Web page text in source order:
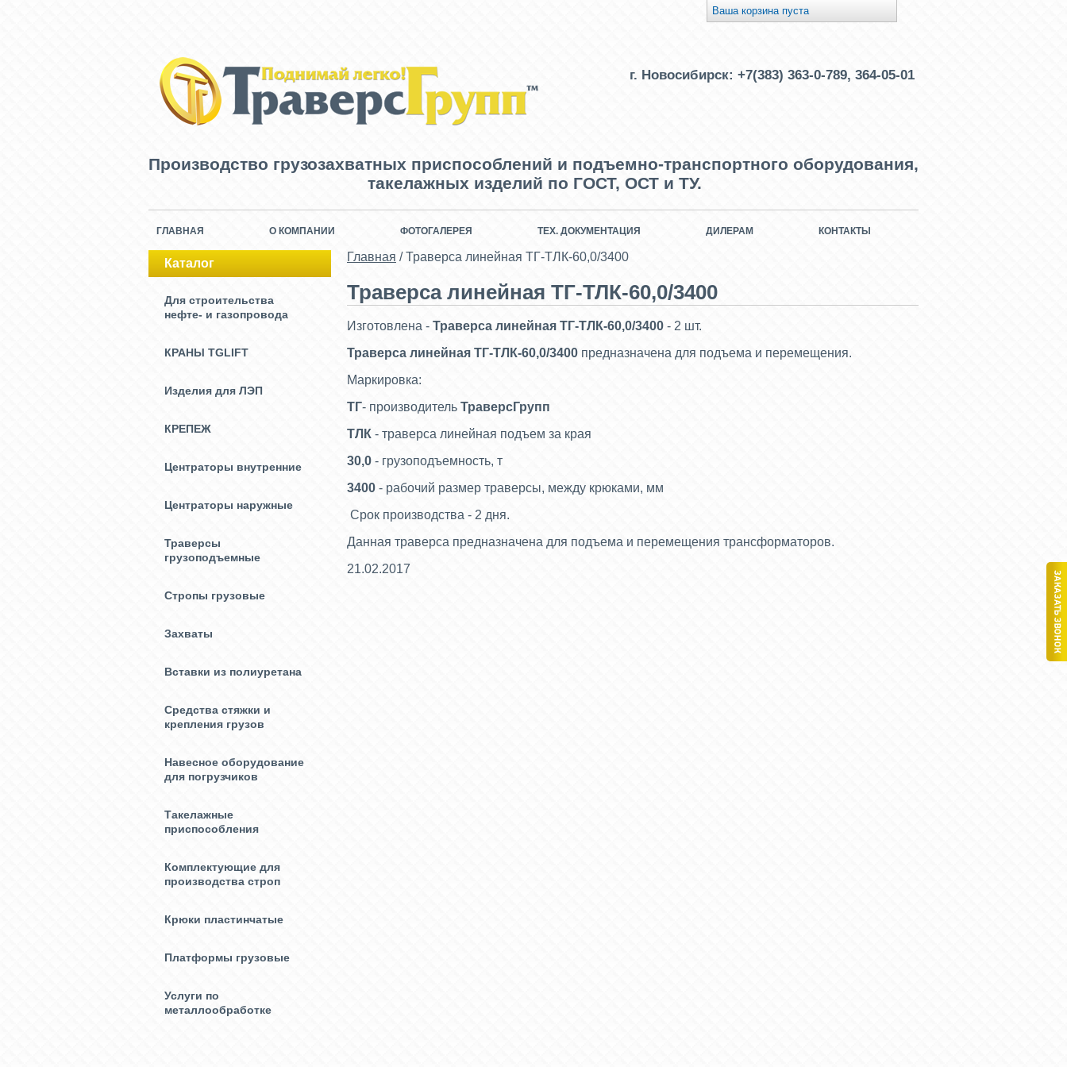
Ваша корзина пуста
г. Новосибирск: +7(383) 363-0-789, 364-05-01
Производство грузозахватных приспособлений и подъемно-транспортного оборудования,
такелажных изделий по ГОСТ, ОСТ и ТУ.
ГЛАВНАЯ О КОМПАНИИ ФОТОГАЛЕРЕЯ ТЕХ. ДОКУМЕНТАЦИЯ ДИЛЕРАМ КОНТАКТЫ
Каталог
Для строительства
нефте- и газопровода
КРАНЫ TGLIFT
Изделия для ЛЭП
КРЕПЕЖ
Центраторы внутренние
Центраторы наружные
Траверсы
грузоподъемные
Стропы грузовые
Захваты
Вставки из полиуретана
Средства стяжки и
крепления грузов
Навесное оборудование
для погрузчиков
Такелажные
приспособления
Комплектующие для
производства строп
Крюки пластинчатые
Платформы грузовые
Услуги по
металлообработке
Главная /Траверса линейная ТГ-ТЛК-60,0/3400
Траверса линейная ТГ-ТЛК-60,0/3400
Изготовлена - Траверса линейная ТГ-ТЛК-60,0/3400 - 2 шт.
Траверса линейная ТГ-ТЛК-60,0/3400 предназначена для подъема и перемещения.
Маркировка:
ТГ- производитель ТраверсГрупп
ТЛК - траверса линейная подъем за края
30,0 - грузоподъемность, т
3400 - рабочий размер траверсы, между крюками, мм
Срок производства - 2 дня.
Данная траверса предназначена для подъема и перемещения трансформаторов.
21.02.2017